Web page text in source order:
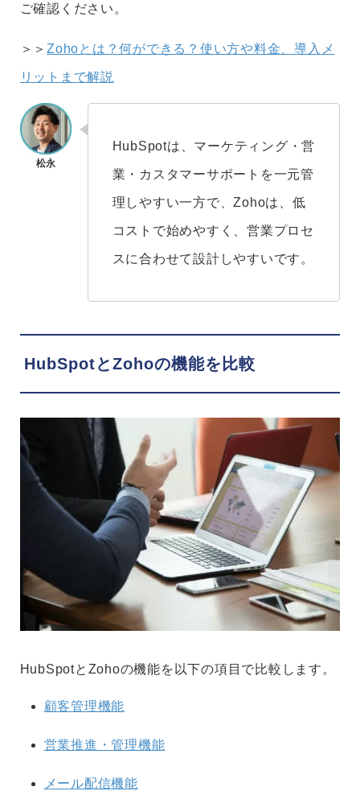
ご確認ください。
＞＞Zohoとは？何ができる？使い方や料金、導入メ
リットまで解説
HubSpotは、マーケティング・営
業・カスタマーサポートを一元管
理しやすい一方で、Zohoは、低
コストで始めやすく、営業プロセ
スに合わせて設計しやすいです。
HubSpotとZohoの機能を比較
HubSpotとZohoの機能を以下の項目で比較します。
顧客管理機能
営業推進・管理機能
メール配信機能